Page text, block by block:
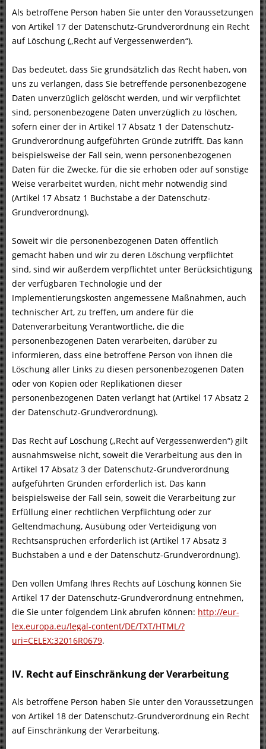
Als betroffene Person haben Sie unter den Voraussetzungen
von Artikel 17 der Datenschutz-Grundverordnung ein Recht
auf Löschung („Recht auf Vergessenwerden“).
Das bedeutet, dass Sie grundsätzlich das Recht haben, von
uns zu verlangen, dass Sie betreffende personenbezogene
Daten unverzüglich gelöscht werden, und wir verpflichtet
sind, personenbezogene Daten unverzüglich zu löschen,
sofern einer der in Artikel 17 Absatz 1 der Datenschutz-
Grundverordnung aufgeführten Gründe zutrifft. Das kann
beispielsweise der Fall sein, wenn personenbezogenen
Daten für die Zwecke, für die sie erhoben oder auf sonstige
Weise verarbeitet wurden, nicht mehr notwendig sind
(Artikel 17 Absatz 1 Buchstabe a der Datenschutz-
Grundverordnung).
Soweit wir die personenbezogenen Daten öffentlich
gemacht haben und wir zu deren Löschung verpflichtet
sind, sind wir außerdem verpflichtet unter Berücksichtigung
der verfügbaren Technologie und der
Implementierungskosten angemessene Maßnahmen, auch
technischer Art, zu treffen, um andere für die
Datenverarbeitung Verantwortliche, die die
personenbezogenen Daten verarbeiten, darüber zu
informieren, dass eine betroffene Person von ihnen die
Löschung aller Links zu diesen personenbezogenen Daten
oder von Kopien oder Replikationen dieser
personenbezogenen Daten verlangt hat (Artikel 17 Absatz 2
der Datenschutz-Grundverordnung).
Das Recht auf Löschung („Recht auf Vergessenwerden“) gilt
ausnahmsweise nicht, soweit die Verarbeitung aus den in
Artikel 17 Absatz 3 der Datenschutz-Grundverordnung
aufgeführten Gründen erforderlich ist. Das kann
beispielsweise der Fall sein, soweit die Verarbeitung zur
Erfüllung einer rechtlichen Verpflichtung oder zur
Geltendmachung, Ausübung oder Verteidigung von
Rechtsansprüchen erforderlich ist (Artikel 17 Absatz 3
Buchstaben a und e der Datenschutz-Grundverordnung).
Den vollen Umfang Ihres Rechts auf Löschung können Sie
Artikel 17 der Datenschutz-Grundverordnung entnehmen,
die Sie unter folgendem Link abrufen können: http://eur-
lex.europa.eu/legal-content/DE/TXT/HTML/?
uri=CELEX:32016R0679.
IV. Recht auf Einschränkung der Verarbeitung
Als betroffene Person haben Sie unter den Voraussetzungen
von Artikel 18 der Datenschutz-Grundverordnung ein Recht
auf Einschränkung der Verarbeitung.